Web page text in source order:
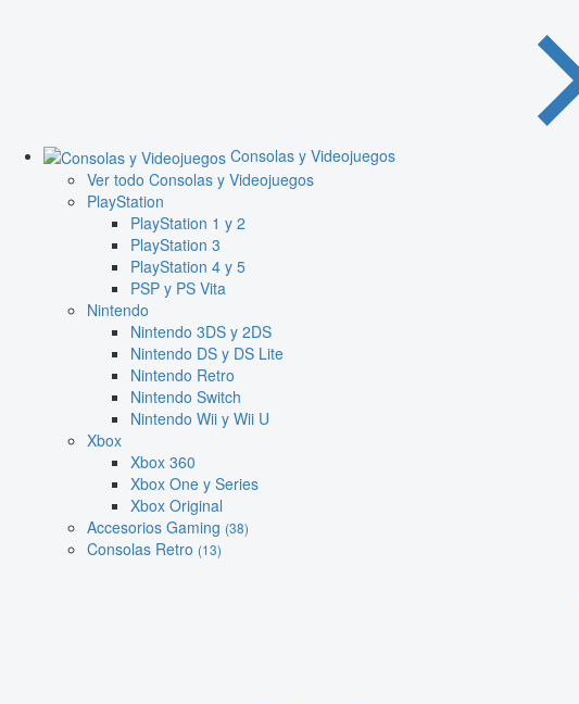
Consolas y Videojuegos
Ver todo Consolas y Videojuegos
PlayStation
PlayStation 1 y 2
PlayStation 3
PlayStation 4 y 5
PSP y PS Vita
Nintendo
Nintendo 3DS y 2DS
Nintendo DS y DS Lite
Nintendo Retro
Nintendo Switch
Nintendo Wii y Wii U
Xbox
Xbox 360
Xbox One y Series
Xbox Original
Accesorios Gaming (38)
Consolas Retro (13)